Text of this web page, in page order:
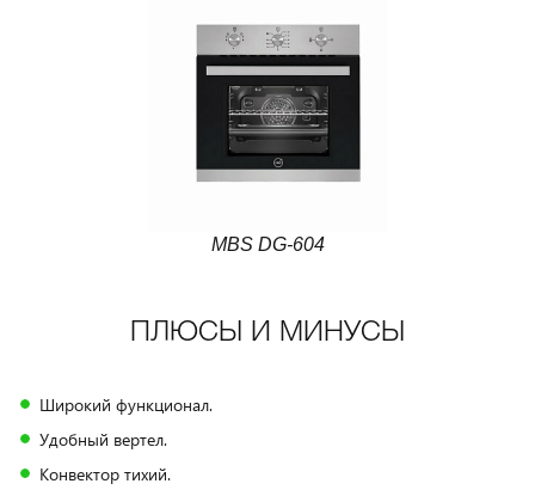
MBS DG-604
ПЛЮСЫ И МИНУСЫ
Широкий функционал.
Удобный вертел.
Конвектор тихий.